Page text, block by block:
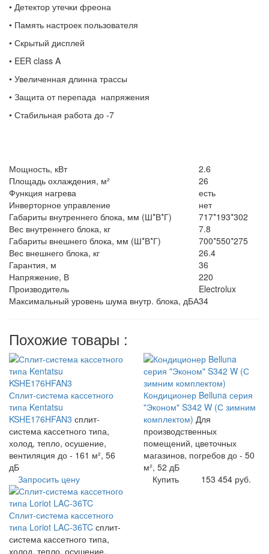
• Детектор утечки фреона
• Память настроек пользователя
• Скрытый дисплей
• EER class A
• Увеличенная длинна трассы
• Защита от перепада напряжения
• Стабильная работа до -7
Мощность, кВт
2.6
Площадь охлаждения, м²
26
Функция нагрева
есть
Инверторное управление
нет
Габариты внутреннего блока, мм (Ш*В*Г)
717*193*302
Вес внутреннего блока, кг
7.8
Габариты внешнего блока, мм (Ш*В*Г)
700*550*275
Вес внешнего блока, кг
26.4
Гарантия, м
36
Напряжение, В
220
Производитель
Electrolux
Максимальный уровень шума внутр. блока, дБА34
Похожие товары :
Сплит-система кассетного
типа Kentatsu
KSHE176HFAN3 сплит-
система кассетного типа,
холод, тепло, осушение,
вентиляция до - 161 м², 56
дБ
Запросить цену
Кондиционер Belluna серия
"Эконом" S342 W (С зимним
комплектом) Для
производственных
помещений, цветочных
магазинов, погребов до - 50
м², 52 дБ
Купить
153 454 руб.
Сплит-система кассетного
типа Loriot LAC-36TC сплит-
система кассетного типа,
холод, тепло, осушение,